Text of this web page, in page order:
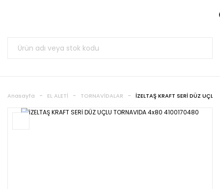
Anasayfa EL ALETİ TORNAVİDALAR İZELTAŞ KRAFT SERİ DÜZ